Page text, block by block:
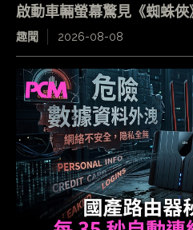
啟動車輛螢幕驚見《蜘蛛
趣聞 2026-08-08